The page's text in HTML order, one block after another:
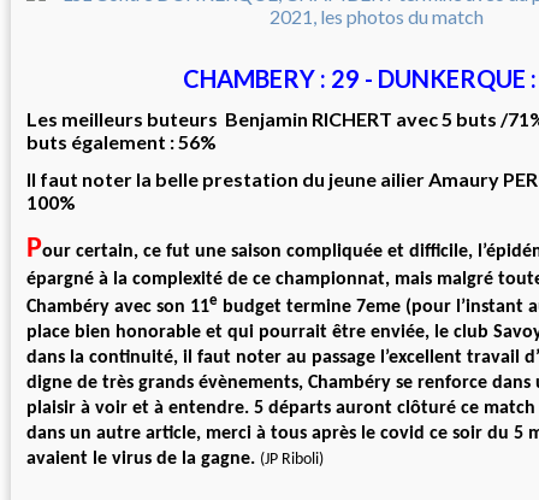
CHAMBERY : 29 - DUNKERQUE
Les meilleurs buteurs Benjamin RICHERT avec 5 buts /
buts également : 56%
Il faut noter la belle prestation du jeune ailier Amaury
100%
Pour certain, ce fut une saison compliquée et difficile,
épargné à la complexité de ce championnat, mais malgré
Chambéry avec son 11e budget termine 7eme (pour l’instant
place bien honorable et qui pourrait être enviée, le club
dans la continuité, il faut noter au passage l’excellent travail
digne de très grands évènements, Chambéry se renforce
plaisir à voir et à entendre. 5 départs auront clôturé ce
dans un autre article, merci à tous après le covid ce soir du 5
avaient le virus de la gagne. (JP Riboli)